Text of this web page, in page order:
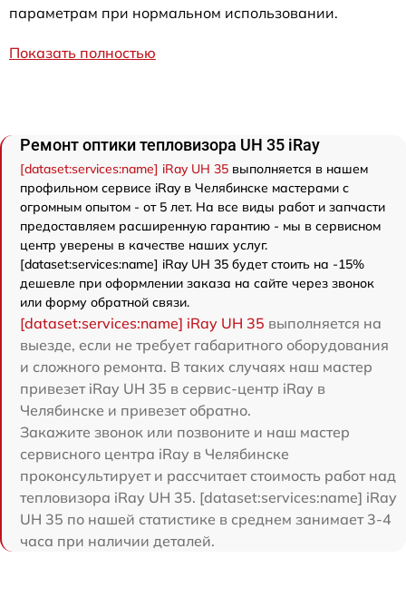
параметрам при нормальном использовании.
Показать полностью
Ремонт оптики тепловизора UH 35 iRay
[dataset:services:name] iRay UH 35 выполняется в нашем
профильном сервисе iRay в Челябинске мастерами с
огромным опытом - от 5 лет. На все виды работ и запчасти
предоставляем расширенную гарантию - мы в сервисном
центр уверены в качестве наших услуг.
[dataset:services:name] iRay UH 35 будет стоить на -15%
дешевле при оформлении заказа на сайте через звонок
или форму обратной связи.
[dataset:services:name] iRay UH 35 выполняется на
выезде, если не требует габаритного оборудования
и сложного ремонта. В таких случаях наш мастер
привезет iRay UH 35 в сервис-центр iRay в
Челябинске и привезет обратно.
Закажите звонок или позвоните и наш мастер
сервисного центра iRay в Челябинске
проконсультирует и рассчитает стоимость работ над
тепловизора iRay UH 35. [dataset:services:name] iRay
UH 35 по нашей статистике в среднем занимает 3-4
часа при наличии деталей.